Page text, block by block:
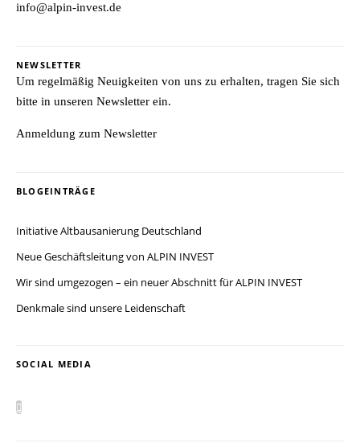
info@alpin-invest.de
NEWSLETTER
Um regelmäßig Neuigkeiten von uns zu erhalten, tragen Sie sich
bitte in unseren Newsletter ein.
Anmeldung zum Newsletter
BLOGEINTRÄGE
Initiative Altbausanierung Deutschland
Neue Geschäftsleitung von ALPIN INVEST
Wir sind umgezogen – ein neuer Abschnitt für ALPIN INVEST
Denkmale sind unsere Leidenschaft
SOCIAL MEDIA